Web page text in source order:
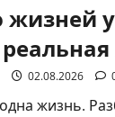
жизней
02.08.2026
одна жизнь.